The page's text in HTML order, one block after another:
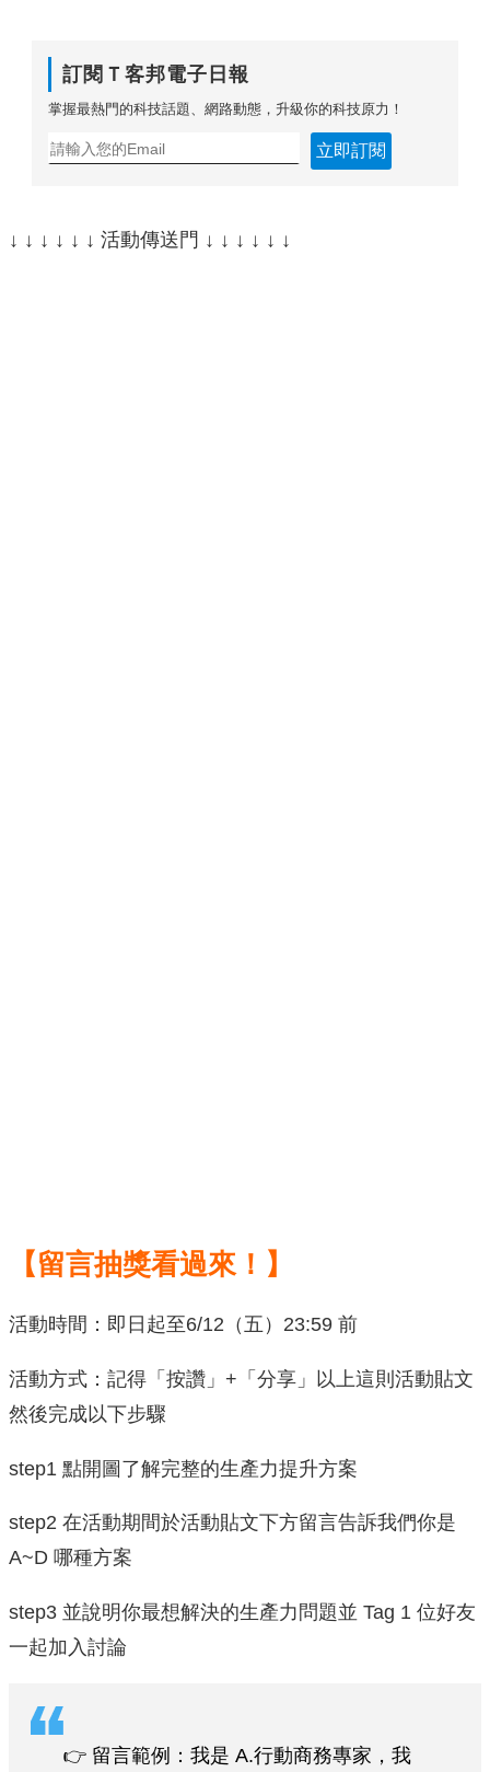
訂閱Ｔ客邦電子日報
掌握最熱門的科技話題、網路動態，升級你的科技原力！
立即訂閱
↓ ↓ ↓ ↓ ↓ ↓ 活動傳送門 ↓ ↓ ↓ ↓ ↓ ↓
【留言抽獎看過來！】
活動時間：即日起至6/12（五）23:59 前
活動方式：記得「按讚」+「分享」以上這則活動貼文
然後完成以下步驟
step1 點開圖了解完整的生產力提升方案
step2 在活動期間於活動貼文下方留言告訴我們你是
A~D 哪種方案
step3 並說明你最想解決的生產力問題並 Tag 1 位好友
一起加入討論
👉 留言範例：我是 A.行動商務專家，我